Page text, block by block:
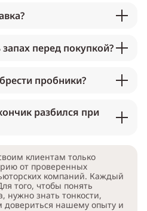
перед покупкой?
пробники?
разбился при
клиентам только
от проверенных
компаний. Каждый
того, чтобы понять
нужно знать тонкости,
довериться нашему опыту и